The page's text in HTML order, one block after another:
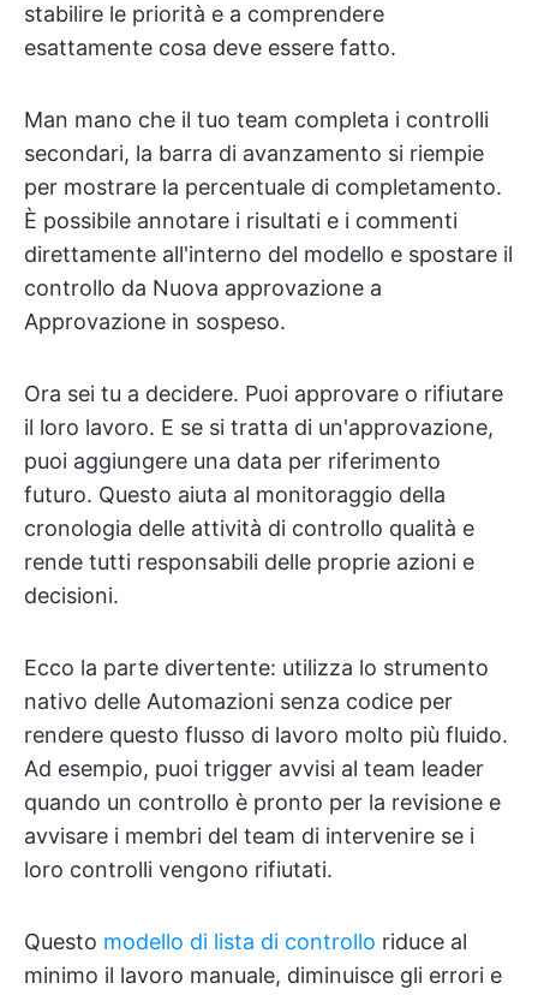
stabilire le priorità e a comprendere
esattamente cosa deve essere fatto.
Man mano che il tuo team completa i controlli
secondari, la barra di avanzamento si riempie
per mostrare la percentuale di completamento.
È possibile annotare i risultati e i commenti
direttamente all'interno del modello e spostare il
controllo da Nuova approvazione a
Approvazione in sospeso.
Ora sei tu a decidere. Puoi approvare o rifiutare
il loro lavoro. E se si tratta di un'approvazione,
puoi aggiungere una data per riferimento
futuro. Questo aiuta al monitoraggio della
cronologia delle attività di controllo qualità e
rende tutti responsabili delle proprie azioni e
decisioni.
Ecco la parte divertente: utilizza lo strumento
nativo delle Automazioni senza codice per
rendere questo flusso di lavoro molto più fluido.
Ad esempio, puoi trigger avvisi al team leader
quando un controllo è pronto per la revisione e
avvisare i membri del team di intervenire se i
loro controlli vengono rifiutati.
Questo modello di lista di controllo riduce al
minimo il lavoro manuale, diminuisce gli errori e